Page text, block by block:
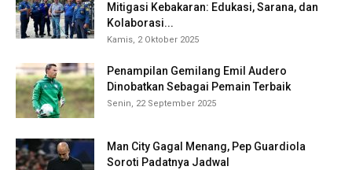
Mitigasi Kebakaran: Edukasi, Sarana, dan
Kolaborasi...
Kamis, 2 Oktober 2025
Penampilan Gemilang Emil Audero
Dinobatkan Sebagai Pemain Terbaik
Senin, 22 September 2025
Man City Gagal Menang, Pep Guardiola
Soroti Padatnya Jadwal